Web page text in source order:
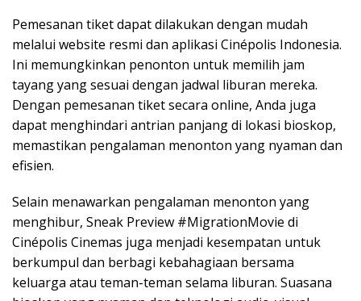
Pemesanan tiket dapat dilakukan dengan mudah
melalui website resmi dan aplikasi Cinépolis Indonesia.
Ini memungkinkan penonton untuk memilih jam
tayang yang sesuai dengan jadwal liburan mereka.
Dengan pemesanan tiket secara online, Anda juga
dapat menghindari antrian panjang di lokasi bioskop,
memastikan pengalaman menonton yang nyaman dan
efisien.
Selain menawarkan pengalaman menonton yang
menghibur, Sneak Preview #MigrationMovie di
Cinépolis Cinemas juga menjadi kesempatan untuk
berkumpul dan berbagi kebahagiaan bersama
keluarga atau teman-teman selama liburan. Suasana